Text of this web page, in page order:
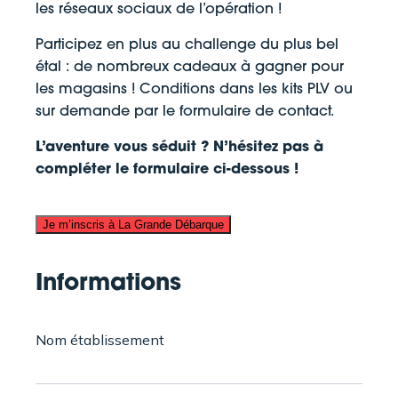
les réseaux sociaux de l’opération !
Participez en plus au challenge du plus bel
étal : de nombreux cadeaux à gagner pour
les magasins ! Conditions dans les kits PLV ou
sur demande par le formulaire de contact.
L’aventure vous séduit ? N’hésitez pas à
compléter le formulaire ci-dessous !
Informations
Nom établissement